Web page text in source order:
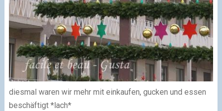
diesmal waren wir mehr mit einkaufen, gucken und essen
beschäftigt *lach*